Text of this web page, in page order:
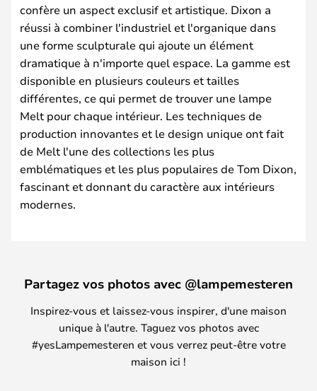
confère un aspect exclusif et artistique. Dixon a
réussi à combiner l'industriel et l'organique dans
une forme sculpturale qui ajoute un élément
dramatique à n'importe quel espace. La gamme est
disponible en plusieurs couleurs et tailles
différentes, ce qui permet de trouver une lampe
Melt pour chaque intérieur. Les techniques de
production innovantes et le design unique ont fait
de Melt l'une des collections les plus
emblématiques et les plus populaires de Tom Dixon,
fascinant et donnant du caractère aux intérieurs
modernes.
Partagez vos photos avec @lampemesteren
Inspirez-vous et laissez-vous inspirer, d'une maison
unique à l'autre. Taguez vos photos avec
#yesLampemesteren et vous verrez peut-être votre
maison ici !